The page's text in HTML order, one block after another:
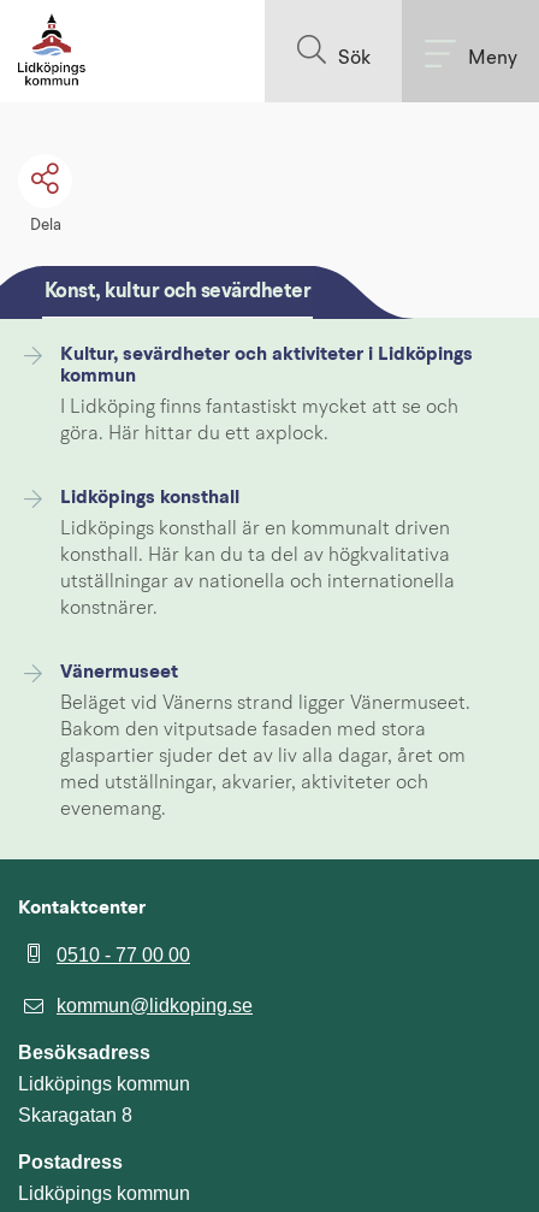
Sök Meny
Dela
Konst, kultur och sevärdheter
Kultur, sevärdheter och aktiviteter i Lidköpings
kommun
I Lidköping finns fantastiskt mycket att se och
göra. Här hittar du ett axplock.
Lidköpings konsthall
Lidköpings konsthall är en kommunalt driven
konsthall. Här kan du ta del av högkvalitativa
utställningar av nationella och internationella
konstnärer.
Vänermuseet
Beläget vid Vänerns strand ligger Vänermuseet.
Bakom den vitputsade fasaden med stora
glaspartier sjuder det av liv alla dagar, året om
med utställningar, akvarier, aktiviteter och
evenemang.
Kontaktcenter
0510 - 77 00 00
kommun@lidkoping.se
Besöksadress
Lidköpings kommun
Skaragatan 8
Postadress
Lidköpings kommun